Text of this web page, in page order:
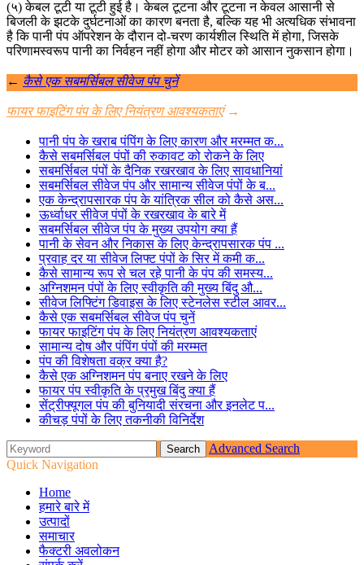
(५) केबल टूटी या टूटी हुई है। केबल टूटना और टूटना न केवल आसानी से
बिजली के झटके दुर्घटनाओं का कारण बनता है, बल्कि यह भी अत्यधिक संभावना
है कि पानी पंप ऑपरेशन के दौरान दो-चरण कार्यशील स्थिति में होगा, जिसके
परिणामस्वरूप पानी का निर्वहन नहीं होगा और मोटर को आसान नुकसान होगा।
← कैसे एक सबमर्सिबल सीवेज पंप चुनें
फायर फाइटिंग पंप के लिए नियंत्रण आवश्यकताएं →
पानी पंप के खराब पंपिंग के लिए कारण और मरम्मत क...
कैसे सबमर्सिबल पंपों की रुकावट को रोकने के लिए
सबमर्सिबल पंपों के दैनिक रखरखाव के लिए सावधानियां
सबमर्सिबल सीवेज पंप और सामान्य सीवेज पंपों के ब...
एक केन्द्रापसारक पंप के यांत्रिक सील को कैसे अस...
ऊर्ध्वाधर सीवेज पंपों के रखरखाव के बारे में
सबमर्सिबल सीवेज पंप के मुख्य उपयोग क्या हैं
पानी के सेवन और निकास के लिए केन्द्रापसारक पंप ...
प्रवाह दर या सीवेज लिफ्ट पंपों के सिर में कमी क...
कैसे सामान्य रूप से चल रहे पानी के पंप की समस्य...
अग्निशमन पंपों के लिए स्वीकृति की मुख्य बिंदु औ...
सीवेज लिफ्टिंग डिवाइस के लिए स्टेनलेस स्टील आवर...
कैसे एक सबमर्सिबल सीवेज पंप चुनें
फायर फाइटिंग पंप के लिए नियंत्रण आवश्यकताएं
सामान्य दोष और पंपिंग पंपों की मरम्मत
पंप की विशेषता वक्र क्या है?
कैसे एक अग्निशमन पंप बनाए रखने के लिए
फायर पंप स्वीकृति के प्रमुख बिंदु क्या हैं
सेंट्रीफ्यूगल पंप की बुनियादी संरचना और इनलेट प...
कीचड़ पंपों के लिए तकनीकी विनिर्देश
Advanced Search
Quick Navigation
Home
हमारे बारे में
उत्पादों
समाचार
फैक्टरी अवलोकन